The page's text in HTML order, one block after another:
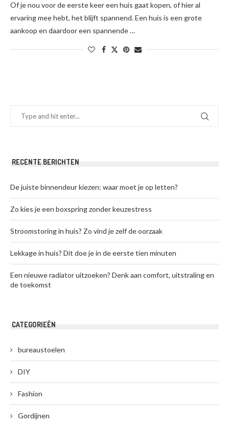
Of je nou voor de eerste keer een huis gaat kopen, of hier al
ervaring mee hebt, het blijft spannend. Een huis is een grote
aankoop en daardoor een spannende …
RECENTE BERICHTEN
De juiste binnendeur kiezen: waar moet je op letten?
Zo kies je een boxspring zonder keuzestress
Stroomstoring in huis? Zo vind je zelf de oorzaak
Lekkage in huis? Dit doe je in de eerste tien minuten
Een nieuwe radiator uitzoeken? Denk aan comfort, uitstraling en
de toekomst
CATEGORIEËN
bureaustoelen
DIY
Fashion
Gordijnen